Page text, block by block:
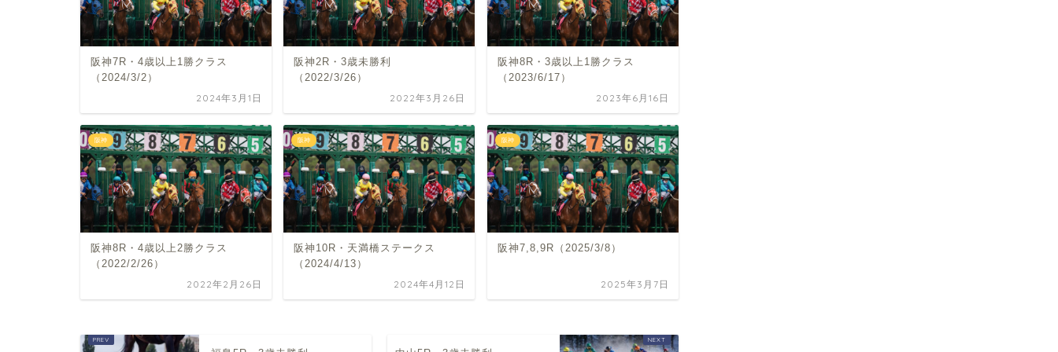
阪神7R・4歳以上1勝クラス
（2024/3/2）
2024年3月1日
阪神2R・3歳未勝利
（2022/3/26）
2022年3月26日
阪神8R・3歳以上1勝クラス
（2023/6/17）
2023年6月16日
阪神
阪神8R・4歳以上2勝クラス
（2022/2/26）
2022年2月26日
阪神
阪神10R・天満橋ステークス
（2024/4/13）
2024年4月12日
阪神
阪神7,8,9R（2025/3/8）
2025年3月7日